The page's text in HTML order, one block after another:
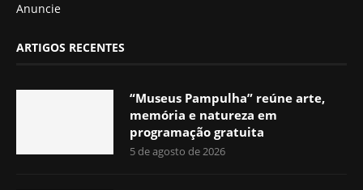
Anuncie
ARTIGOS RECENTES
“Museus Pampulha” reúne arte,
memória e natureza em
programação gratuita
5 de agosto de 2026